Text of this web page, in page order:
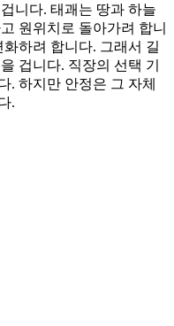
니다. 태괘는 땅과 하늘
원위치로 돌아가려 합니
하려 합니다. 그래서 길
겁니다. 직장의 선택 기
. 하지만 안정은 그 자체
.